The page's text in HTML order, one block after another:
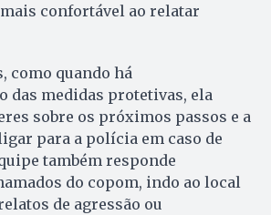
confortável ao relatar
como quando há
das medidas protetivas, ela
sobre os próximos passos e a
para a polícia em caso de
também responde
do copom, indo ao local
de agressão ou